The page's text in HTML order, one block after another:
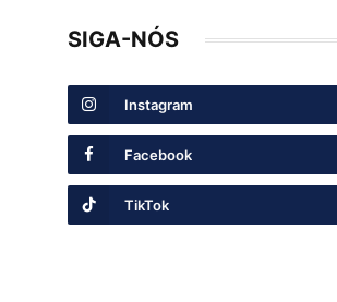
SIGA-NÓS
Instagram
Facebook
TikTok